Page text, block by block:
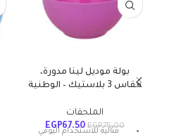
بولة موديل لينا مدورة،
مقاس 3 بلاستيك – الوطنية
الملحقات
EGP75.00
EGP67.50
مثالية للاستخدام اليومي